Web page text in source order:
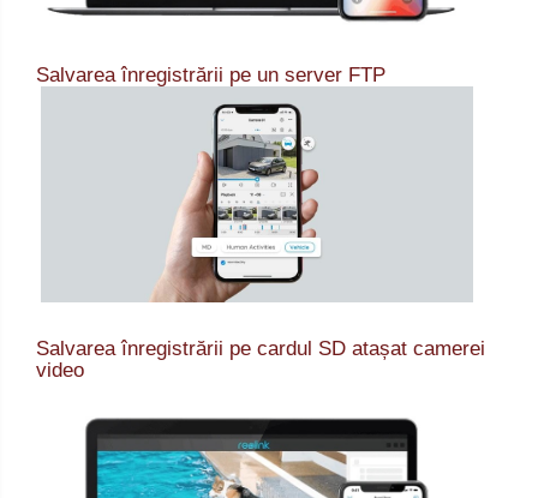
Salvarea înregistrării pe un server FTP
Salvarea înregistrării pe cardul SD atașat camerei
video